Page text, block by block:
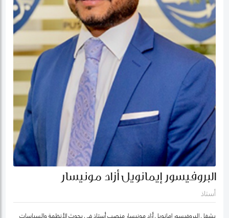
البروفيسور إيمانويل أزاد مونيسار
أستاذ
يشغل البروفيسور إمانويل أزاد مونيسار منصب أستاذ في بحوث الأنظمة والسياسات